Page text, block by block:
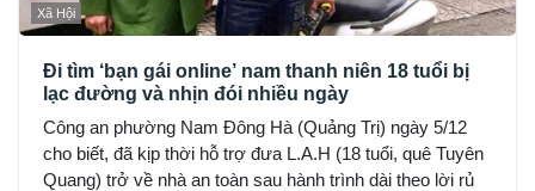
Xã Hội
Đi tìm ‘bạn gái online’ nam thanh niên 18 tuổi bị
lạc đường và nhịn đói nhiều ngày
Công an phường Nam Đông Hà (Quảng Trị) ngày 5/12
cho biết, đã kịp thời hỗ trợ đưa L.A.H (18 tuổi, quê Tuyên
Quang) trở về nhà an toàn sau hành trình dài theo lời rủ